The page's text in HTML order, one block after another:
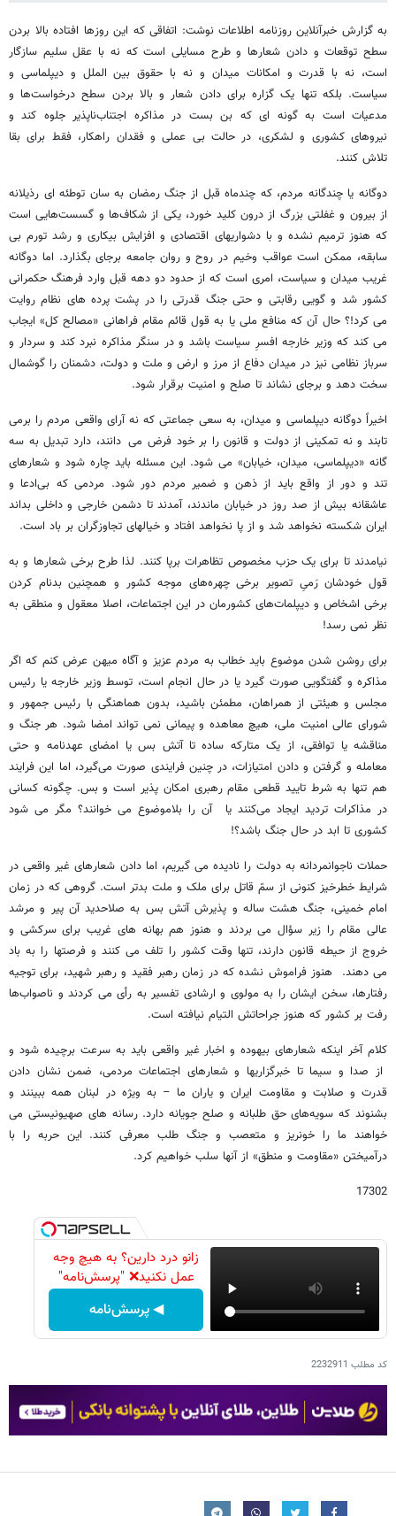
به گزارش خبرآنلاین روزنامه اطلاعات نوشت: اتفاقی که این روزها افتاده بالا بردن
سطح توقعات و دادن شعارها و طرح مسایلی است که نه با عقل سلیم سازگار
است، نه با قدرت و امکانات میدان و نه با حقوق بین الملل و دیپلماسی و
سیاست. بلکه تنها یک گزاره برای دادن شعار و بالا بردن سطح درخواست‌ها و
مدعیات است به گونه ای که بن بست در مذاکره اجتناب‌ناپذیر جلوه کند و
نیروهای کشوری و لشکری، در حالت بی عملی و فقدان راهکار، فقط برای بقا
تلاش کنند.
دوگانه یا چندگانه مردم، که چندماه قبل از جنگ رمضان به سان توطئه ای رذیلانه
از بیرون و غفلتی بزرگ از درون کلید خورد، یکی از شکاف‌ها و گسست‌هایی است
که هنوز ترمیم نشده و با دشواریهای اقتصادی و افزایش بیکاری و رشد تورم بی
سابقه، ممکن است عواقب وخیم در روح و روان جامعه برجای بگذارد. اما دوگانه
غریب میدان و سیاست، امری است که از حدود دو دهه قبل وارد فرهنگ حکمرانی
کشور شد و گویی رقابتی و حتی جنگ قدرتی را در پشت پرده های نظام روایت
می کرد!؟ حال آن که منافع ملی یا به قول قائم مقام فراهانی «مصالح کل» ایجاب
می کند که وزیر خارجه افسرِ سیاست باشد و در سنگر مذاکره نبرد کند و سردار و
سرباز نظامی نیز در میدان دفاع از مرز و ارض و ملت و دولت، دشمنان را گوشمال
سخت دهد و برجای نشاند تا صلح و امنیت برقرار شود.
اخیراً دوگانه دیپلماسی و میدان، به سعی جماعتی که نه آرای واقعی مردم را برمی
تابند و نه تمکینی از دولت و قانون را بر خود فرض می دانند، دارد تبدیل به سه
گانه «دیپلماسی، میدان، خیابان» می شود. این مسئله باید چاره شود و شعارهای
تند و دور از واقع باید از ذهن و ضمیر مردم دور شود. مردمی که بی‌ادعا و
عاشقانه بیش از صد روز در خیابان ماندند، آمدند تا دشمن خارجی و داخلی بداند
ایران شکسته نخواهد شد و از پا نخواهد افتاد و خیالهای تجاوزگران بر باد است.
نیامدند تا برای یک حزب مخصوص تظاهرات برپا کنند. لذا طرح برخی شعارها و به
قول خودشان رَمیِ تصویر برخی چهره‌های موجه کشور و همچنین بدنام کردن
برخی اشخاص و دیپلمات‌های کشورمان در این اجتماعات، اصلا معقول و منطقی به
نظر نمی رسد!
برای روشن شدن موضوع باید خطاب به مردم عزیز و آگاه میهن عرض کنم که اگر
مذاکره و گفتگویی صورت گیرد یا در حال انجام است، توسط وزیر خارجه یا رئیس
مجلس و هیئتی از همراهان، مطمئن باشید، بدون هماهنگی با رئیس جمهور و
شورای عالی امنیت ملی، هیچ معاهده و پیمانی نمی تواند امضا شود. هر جنگ و
مناقشه یا توافقی، از یک متارکه ساده تا آتش بس یا امضای عهدنامه و حتی
معامله و گرفتن و دادن امتیازات، در چنین فرایندی صورت می‌گیرد، اما این فرایند
هم تنها به شرط تایید قطعی مقام رهبری امکان پذیر است و بس. چگونه کسانی
در مذاکرات تردید ایجاد می‌کنند یا آن را بلاموضوع می خوانند؟ مگر می شود
کشوری تا ابد در حال جنگ باشد؟!
حملات ناجوانمردانه به دولت را نادیده می گیریم، اما دادن شعارهای غیر واقعی در
شرایط خطرخیز کنونی از سمّ قاتل برای ملک و ملت بدتر است. گروهی که در زمان
امام خمینی، جنگ هشت ساله و پذیرش آتش بس به صلاحدید آن پیر و مرشد
عالی مقام را زیر سؤال می بردند و هنوز هم بهانه های غریب برای سرکشی و
خروج از حیطه قانون دارند، تنها وقت کشور را تلف می کنند و فرصتها را به باد
می دهند. هنوز فراموش نشده که در زمان رهبر فقید و رهبر شهید، برای توجیه
رفتارها، سخن ایشان را به مولوی و ارشادی تفسیر به رأی می کردند و ناصواب‌ها
رفت بر کشور که هنوز جراحاتش التیام نیافته است.
کلام آخر اینکه شعارهای بیهوده و اخبار غیر واقعی باید به سرعت برچیده شود و
از صدا و سیما تا خبرگزاریها و شعارهای اجتماعات مردمی، ضمن نشان دادن
قدرت و صلابت و مقاومت ایران و یاران ما – به ویژه در لبنان همه ببینند و
بشنوند که سویه‌های حق طلبانه و صلح جویانه دارد. رسانه های صهیونیستی می
خواهند ما را خونریز و متعصب و جنگ طلب معرفی کنند. این حربه را با
درآمیختن «مقاومت و منطق» از آنها سلب خواهیم کرد.
17302
زانو درد دارین؟ به هیچ وجه
عمل نکنید❌ "پرسش‌نامه"
◀ پرسش‌نامه
کد مطلب 2232911